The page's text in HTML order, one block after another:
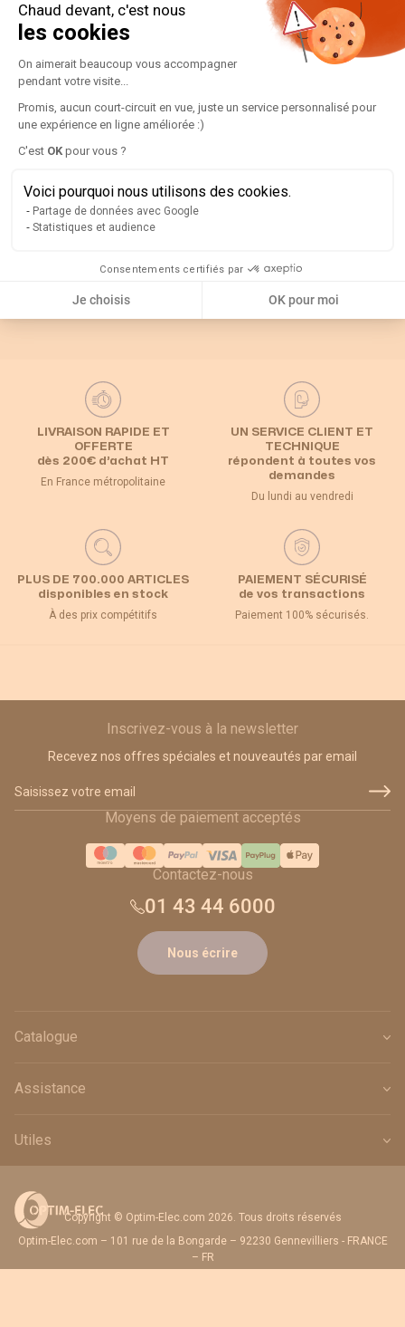
Chaud devant, c'est nous
les cookies
Plateforme de Gestion du
On aimerait beaucoup vous accompagner
pendant votre visite...
Promis, aucun court-circuit en vue, juste un service personnalisé pour
une expérience en ligne améliorée :)
C'est OK pour vous ?
Voici pourquoi nous utilisons des cookies.
Partage de données avec Google
Statistiques et audience
Consentements certifiés par
Je choisis OK pour moi
Informations techniques
Détails
Catégories associées
Interrupteur
Poignées et axes
LIVRAISON RAPIDE ET
OFFERTE
dès 200€ d’achat HT
En France métropolitaine
UN SERVICE CLIENT ET
TECHNIQUE
répondent à toutes vos
demandes
Du lundi au vendredi
PLUS DE 700.000 ARTICLES
disponibles en stock
À des prix compétitifs
PAIEMENT SÉCURISÉ
de vos transactions
Paiement 100% sécurisés.
Inscrivez-vous à la newsletter
Recevez nos offres spéciales et nouveautés par email
Moyens de paiement acceptés
Contactez-nous
01 43 44 6000
Nous écrire
Catalogue
Assistance
Utiles
Copyright © Optim-Elec.com 2026. Tous droits réservés
Optim-Elec.com – 101 rue de la Bongarde – 92230 Gennevilliers - FRANCE
– FR